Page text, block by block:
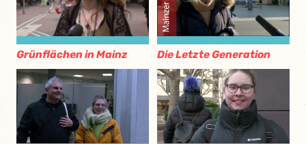
Grünflächen in Mainz Die Letzte Generation